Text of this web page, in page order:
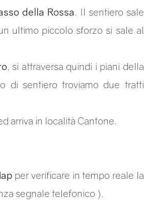
della Rossa. Il sentiero sale
ultimo piccolo sforzo si sale al
, si attraversa quindi i piani della
di sentiero troviamo due tratti
arriva in località Cantone.
per verificare in tempo reale la
segnale telefonico ).